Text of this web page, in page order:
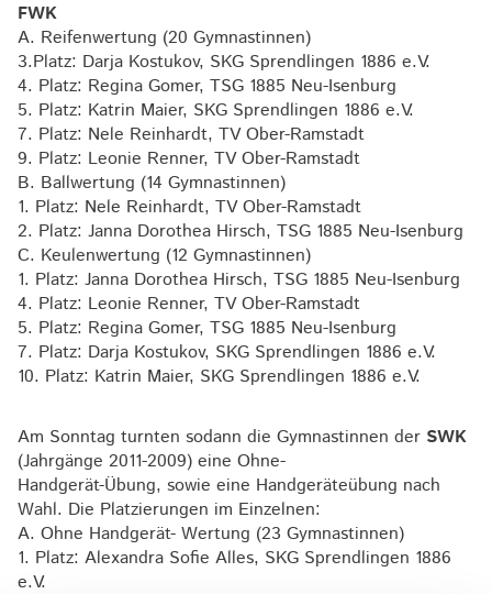
FWK
A. Reifenwertung (20 Gymnastinnen)
3.Platz: Darja Kostukov, SKG Sprendlingen 1886 e.V.
4. Platz: Regina Gomer, TSG 1885 Neu-Isenburg
5. Platz: Katrin Maier, SKG Sprendlingen 1886 e.V.
7. Platz: Nele Reinhardt, TV Ober-Ramstadt
9. Platz: Leonie Renner, TV Ober-Ramstadt
B. Ballwertung (14 Gymnastinnen)
1. Platz: Nele Reinhardt, TV Ober-Ramstadt
2. Platz: Janna Dorothea Hirsch, TSG 1885 Neu-Isenburg
C. Keulenwertung (12 Gymnastinnen)
1. Platz: Janna Dorothea Hirsch, TSG 1885 Neu-Isenburg
4. Platz: Leonie Renner, TV Ober-Ramstadt
5. Platz: Regina Gomer, TSG 1885 Neu-Isenburg
7. Platz: Darja Kostukov, SKG Sprendlingen 1886 e.V.
10. Platz: Katrin Maier, SKG Sprendlingen 1886 e.V.
Am Sonntag turnten sodann die Gymnastinnen der SWK
(Jahrgänge 2011-2009) eine Ohne-
Handgerät-Übung, sowie eine Handgeräteübung nach
Wahl. Die Platzierungen im Einzelnen:
A. Ohne Handgerät- Wertung (23 Gymnastinnen)
1. Platz: Alexandra Sofie Alles, SKG Sprendlingen 1886
e.V.